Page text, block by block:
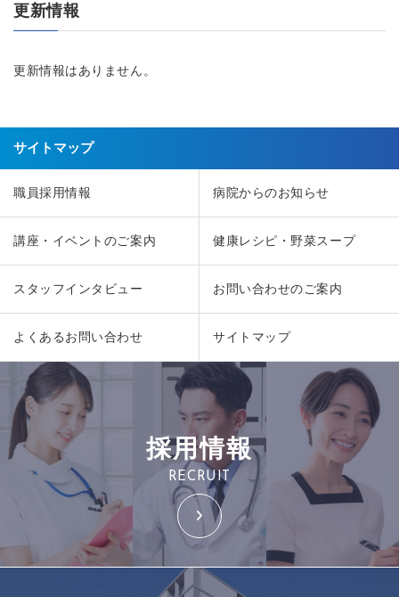
更新情報
更新情報はありません。
サイトマップ
職員採用情報 病院からのお知らせ
講座・イベントのご案内 健康レシピ・野菜スープ
スタッフインタビュー お問い合わせのご案内
よくあるお問い合わせ サイトマップ
採用情報
RECRUIT